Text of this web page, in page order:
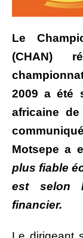
Le
(CHAN)
2009 a été
africaine
Motsepe a
plus fiable
est selon
financier.